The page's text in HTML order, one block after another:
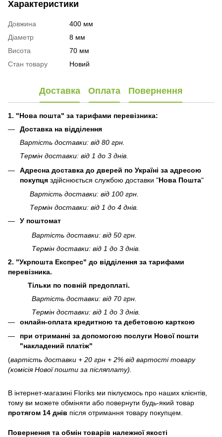
Характеристики
Довжина
400 мм
Діаметр
8 мм
Висота
70 мм
Стан товару
Новий
Доставка Оплата Повернення
1. "Нова пошта" за тарифами перевізника:
Доставка на відділення
Вартість доставки: від 80 грн.
Термін доставки: від 1 до 3 днів.
Адресна доставка до дверей по Україні за адресою
покупця здійснюється службою доставки "Нова Пошта"
Вартість доставки: від 100 грн.
Термін доставки: від 1 до 4 днів.
У поштомат
Вартість доставки: від 50 грн.
Термін доставки: від 1 до 3 днів.
2. "Укрпошта Експрес" до відділення за тарифами
перевізника.
Тільки по повній предоплаті.
Вартість доставки: від 70 грн.
Термін доставки: від 1 до 3 днів.
онлайн-оплата кредитною та дебетовою карткою
при отриманні за допомогою послуги Нової пошти
"накладений платіж"
(вартість доставки + 20 грн + 2% від вартості товару
(комісія Нової пошти за післяплату).
В інтернет-магазині Floriks ми піклуємось про наших клієнтів,
тому ви можете обміняти або повернути будь-який товар
протягом 14 днів після отримання товару покупцем.
Повернення та обмін товарів належної якості